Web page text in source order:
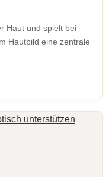
Haut und spielt bei
Hautbild eine zentrale